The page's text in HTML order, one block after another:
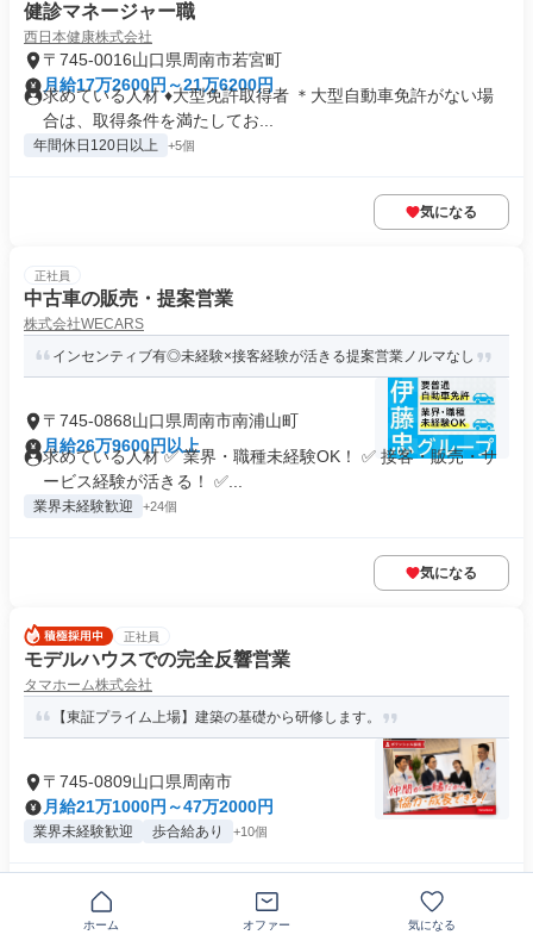
健診マネージャー職
西日本健康株式会社
〒745-0016山口県周南市若宮町
月給17万2600円～21万6200円
求めている人材 ♦大型免許取得者 ＊大型自動車免許がない場
合は、取得条件を満たしてお...
年間休日120日以上 +5個
気になる
正社員
中古車の販売・提案営業
株式会社WECARS
インセンティブ有◎未経験×接客経験が活きる提案営業ノルマなし
〒745-0868山口県周南市南浦山町
月給26万9600円以上
求めている人材 ✅ 業界・職種未経験OK！ ✅ 接客・販売・サ
ービス経験が活きる！ ✅...
業界未経験歓迎 +24個
気になる
正社員
モデルハウスでの完全反響営業
タマホーム株式会社
【東証プライム上場】建築の基礎から研修します。
〒745-0809山口県周南市
月給21万1000円～47万2000円
業界未経験歓迎 歩合給あり +10個
気になる
ホーム オファー 気になる